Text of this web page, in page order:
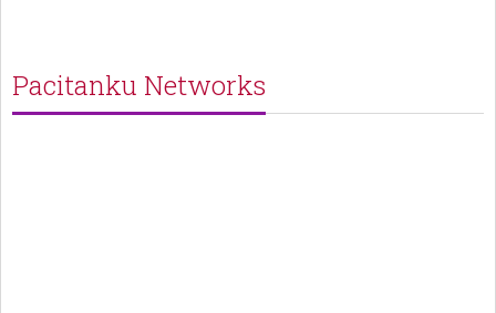
Pacitanku Networks